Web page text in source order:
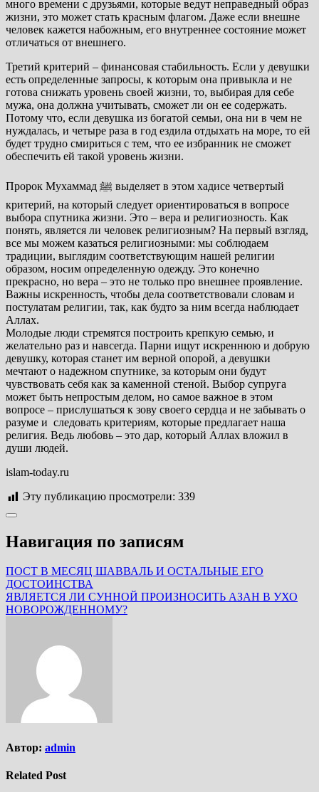
много времени с друзьями, которые ведут неправедный образ
жизни, это может стать красным флагом. Даже если внешне
человек кажется набожным, его внутреннее состояние может
отличаться от внешнего.
Третий критерий – финансовая стабильность. Если у девушки
есть определенные запросы, к которым она привыкла и не
готова снижать уровень своей жизни, то, выбирая для себе
мужа, она должна учитывать, сможет ли он ее содержать.
Потому что, если девушка из богатой семьи, она ни в чем не
нуждалась, и четыре раза в год ездила отдыхать на море, то ей
будет трудно смириться с тем, что ее избранник не сможет
обеспечить ей такой уровень жизни.
Пророк Мухаммад ﷺ выделяет в этом хадисе четвертый
критерий, на который следует ориентироваться в вопросе
выбора спутника жизни. Это – вера и религиозность. Как
понять, является ли человек религиозным? На первый взгляд,
все мы можем казаться религиозными: мы соблюдаем
традиции, выглядим соответствующим нашей религии
образом, носим определенную одежду. Это конечно
прекрасно, но вера – это не только про внешнее проявление.
Важны искренность, чтобы дела соответствовали словам и
постулатам религии, так, как будто за ним всегда наблюдает
Аллах.
Молодые люди стремятся построить крепкую семью, и
желательно раз и навсегда. Парни ищут искреннюю и добрую
девушку, которая станет им верной опорой, а девушки
мечтают о надежном спутнике, за которым они будут
чувствовать себя как за каменной стеной. Выбор супруга
может быть непростым делом, но самое важное в этом
вопросе – прислушаться к зову своего сердца и не забывать о
разуме и следовать критериям, которые предлагает наша
религия. Ведь любовь – это дар, который Аллах вложил в
души людей.
islam-today.ru
Эту публикацию просмотрели: 339
Навигация по записям
ПОСТ В МЕСЯЦ ШАВВАЛЬ И ОСТАЛЬНЫЕ ЕГО
ДОСТОИНСТВА
ЯВЛЯЕТСЯ ЛИ СУННОЙ ПРОИЗНОСИТЬ АЗАН В УХО
НОВОРОЖДЕННОМУ?
Автор: admin
Related Post